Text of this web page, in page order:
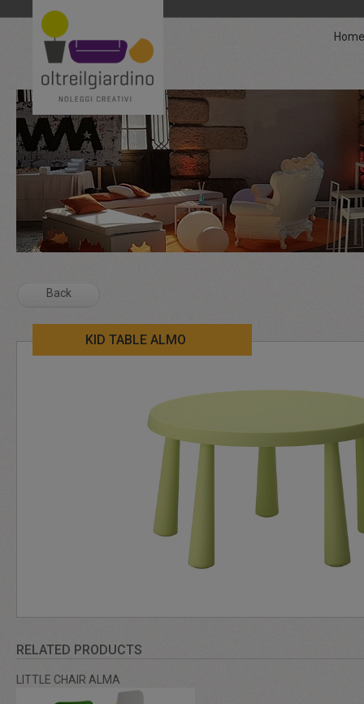
Home
Back
KID TABLE ALMO
RELATED PRODUCTS
LITTLE CHAIR ALMA